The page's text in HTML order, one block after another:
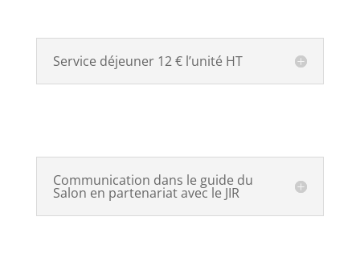
Service déjeuner 12 € l’unité HT
Communication dans le guide du
Salon en partenariat avec le JIR